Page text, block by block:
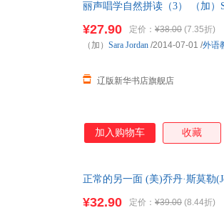
丽声唱学自然拼读（3） （加）
¥27.90 定价： ¥38.00 (7.35折)
辽版新华书店旗舰店
（加） Sara Jordan /2014-07-01 /外语
加入购物车 收藏
正常的另一面 (美)乔丹·斯莫勒
¥32.90 定价： ¥39.00 (8.44折)